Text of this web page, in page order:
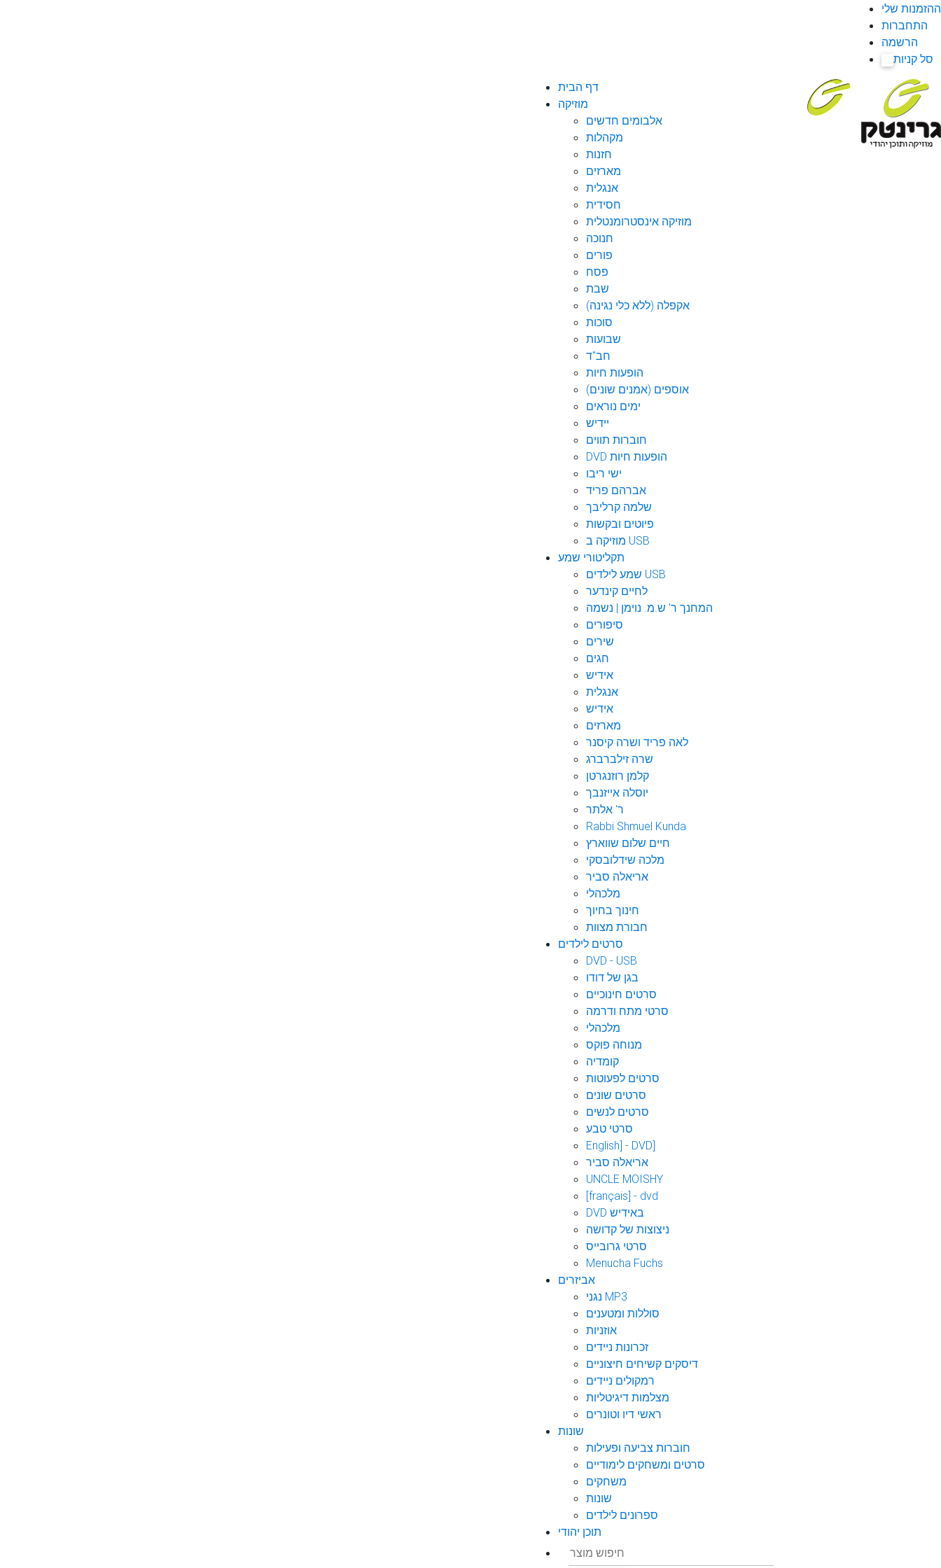
ההזמנות שלי
התחברות
הרשמה
סל קניות
דף הבית
מוזיקה
אלבומים חדשים
מקהלות
חזנות
מארזים
אנגלית
חסידית
מוזיקה אינסטרומנטלית
חנוכה
פורים
פסח
שבת
אקפלה (ללא כלי נגינה)
סוכות
שבועות
חב"ד
הופעות חיות
אוספים (אמנים שונים)
ימים נוראים
יידיש
חוברות תווים
DVD הופעות חיות
ישי ריבו
אברהם פריד
שלמה קרליבך
פיוטים ובקשות
מוזיקה ב USB
תקליטורי שמע
שמע לילדים USB
לחיים קינדער
המחנך ר' ש.מ. נוימן | נשמה
סיפורים
שירים
חגים
אידיש
אנגלית
אידיש
מארזים
לאה פריד ושרה קיסנר
שרה זילברברג
קלמן רוזנגרטן
יוסלה אייזנבך
ר' אלתר
Rabbi Shmuel Kunda
חיים שלום שווארץ
מלכה שידלובסקי
אריאלה סביר
מלכהלי
חינוך בחיוך
חבורת מצוות
סרטים לילדים
DVD - USB
בגן של דודו
סרטים חינוכיים
סרטי מתח ודרמה
מלכהלי
מנוחה פוקס
קומדיה
סרטים לפעוטות
סרטים שונים
סרטים לנשים
סרטי טבע
English] - DVD]
אריאלה סביר
UNCLE MOISHY
[français] - dvd
DVD באידיש
ניצוצות של קדושה
סרטי גרובייס
Menucha Fuchs
אביזרים
נגני MP3
סוללות ומטענים
אוזניות
זכרונות ניידים
דיסקים קשיחים חיצוניים
רמקולים ניידים
מצלמות דיגיטליות
ראשי דיו וטונרים
שונות
חוברות צביעה ופעילות
סרטים ומשחקים לימודיים
משחקים
שונות
ספרונים לילדים
תוכן יהודי